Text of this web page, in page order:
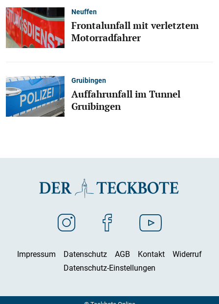
Neuffen
Frontalunfall mit verletztem
Motorradfahrer
Gruibingen
Auffahrunfall im Tunnel
Gruibingen
Impressum Datenschutz AGB Kontakt
Widerruf
Datenschutz-Einstellungen